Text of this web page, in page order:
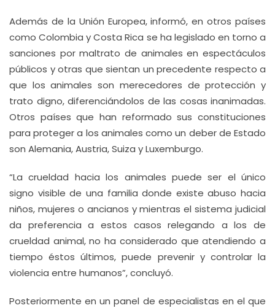
Además de la Unión Europea, informó, en otros países
como Colombia y Costa Rica se ha legislado en torno a
sanciones por maltrato de animales en espectáculos
públicos y otras que sientan un precedente respecto a
que los animales son merecedores de protección y
trato digno, diferenciándolos de las cosas inanimadas.
Otros países que han reformado sus constituciones
para proteger a los animales como un deber de Estado
son Alemania, Austria, Suiza y Luxemburgo.
“La crueldad hacia los animales puede ser el único
signo visible de una familia donde existe abuso hacia
niños, mujeres o ancianos y mientras el sistema judicial
da preferencia a estos casos relegando a los de
crueldad animal, no ha considerado que atendiendo a
tiempo éstos últimos, puede prevenir y controlar la
violencia entre humanos”, concluyó.
Posteriormente en un panel de especialistas en el que